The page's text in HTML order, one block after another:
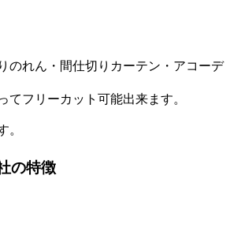
のれん・間仕切りカーテン・アコーデ
てフリーカット可能出来ます。
。
の特徴